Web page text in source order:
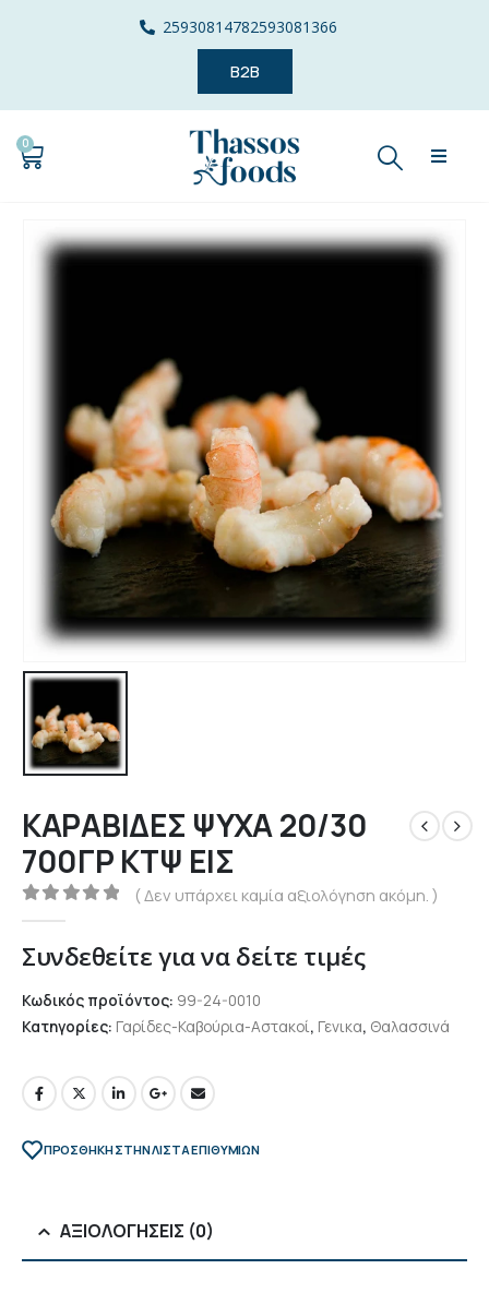
25930814782593081366
B2B
0
ΚΑΡΑΒΙΔΕΣ ΨΥΧΑ 20/30
700ΓΡ ΚΤΨ ΕΙΣ
0out of 5
( Δεν υπάρχει καμία αξιολόγηση ακόμη. )
Συνδεθείτε για να δείτε τιμές
Κωδικός προϊόντος: 99-24-0010
Κατηγορίες: Γαρίδες-Καβούρια-Αστακοί, Γενικα, Θαλασσινά
ΠΡΌΣΘΉΚΗ ΣΤΗΝ ΛΊΣΤΑ ΕΠΙΘΥΜΙΏΝ
ΑΞΙΟΛΟΓΉΣΕΙΣ (0)